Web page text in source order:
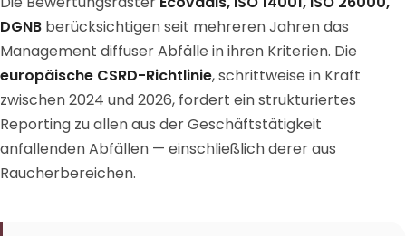
DGNB berücksichtigen seit mehreren Jahren das
Management diffuser Abfälle in ihren Kriterien. Die
europäische CSRD-Richtlinie, schrittweise in Kraft
zwischen 2024 und 2026, fordert ein strukturiertes
Reporting zu allen aus der Geschäftstätigkeit
anfallenden Abfällen — einschließlich derer aus
Raucherbereichen.